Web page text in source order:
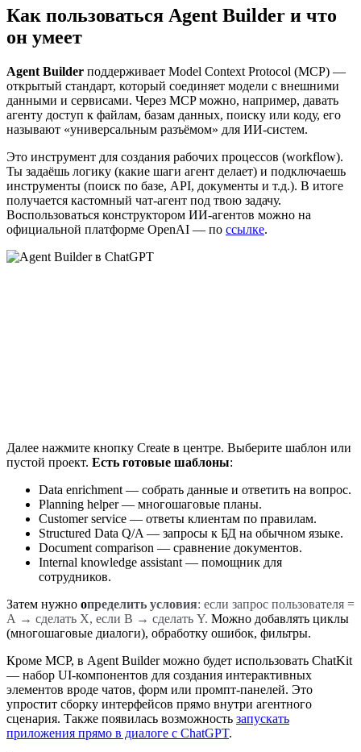
Как пользоваться Agent Builder и что
он умеет
Agent Builder поддерживает Model Context Protocol (MCP) —
открытый стандарт, который соединяет модели с внешними
данными и сервисами. Через MCP можно, например, давать
агенту доступ к файлам, базам данных, поиску или коду, его
называют «универсальным разъёмом» для ИИ-систем.
Это инструмент для создания рабочих процессов (workflow).
Ты задаёшь логику (какие шаги агент делает) и подключаешь
инструменты (поиск по базе, API, документы и т.д.). В итоге
получается кастомный чат-агент под твою задачу.
Воспользоваться конструктором ИИ-агентов можно на
официальной платформе OpenAI — по ссылке.
Далее нажмите кнопку Create в центре. Выберите шаблон или
пустой проект. Есть готовые шаблоны:
Data enrichment — собрать данные и ответить на вопрос.
Planning helper — многошаговые планы.
Customer service — ответы клиентам по правилам.
Structured Data Q/A — запросы к БД на обычном языке.
Document comparison — сравнение документов.
Internal knowledge assistant — помощник для
сотрудников.
Затем нужно определить условия: если запрос пользователя =
А → сделать X, если B → сделать Y. Можно добавлять циклы
(многошаговые диалоги), обработку ошибок, фильтры.
Кроме MCP, в Agent Builder можно будет использовать ChatKit
— набор UI-компонентов для создания интерактивных
элементов вроде чатов, форм или промпт-панелей. Это
упростит сборку интерфейсов прямо внутри агентного
сценария. Также появилась возможность запускать
приложения прямо в диалоге с ChatGPT.